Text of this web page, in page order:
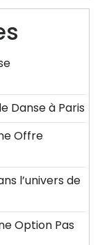
Danse à Paris
Offre
l’univers de
Option Pas